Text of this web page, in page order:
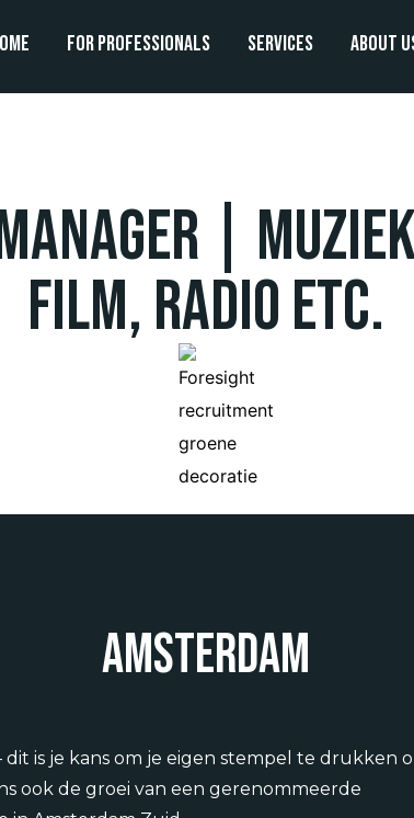
For professionals Services About
|
Film, Radio etc.
Amsterdam
dit is je kans om je eigen stempel te drukken
ook de groei van een gerenommeerde